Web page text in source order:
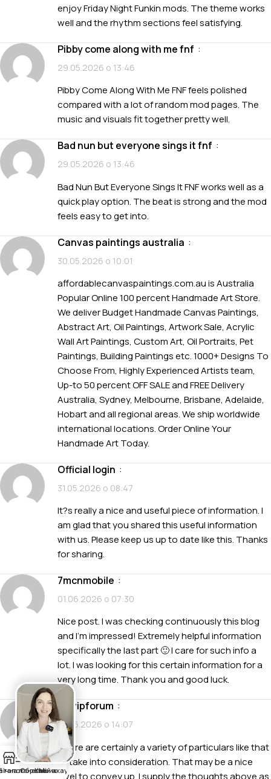
enjoy Friday Night Funkin mods. The theme works
well and the rhythm sections feel satisfying.
pibby come along with me fnf :
29.05.2026 о 13:46
Pibby Come Along With Me FNF feels polished
compared with a lot of random mod pages. The
music and visuals fit together pretty well.
bad nun but everyone sings it fnf :
29.05.2026 о 13:46
Bad Nun But Everyone Sings It FNF works well as a
quick play option. The beat is strong and the mod
feels easy to get into.
canvas paintings australia :
30.05.2026 о 10:01
affordablecanvaspaintings.com.au is Australia
Popular Online 100 percent Handmade Art Store.
We deliver Budget Handmade Canvas Paintings,
Abstract Art, Oil Paintings, Artwork Sale, Acrylic
Wall Art Paintings, Custom Art, Oil Portraits, Pet
Paintings, Building Paintings etc. 1000+ Designs To
Choose From, Highly Experienced Artists team,
Up-to 50 percent OFF SALE and FREE Delivery
Australia, Sydney, Melbourne, Brisbane, Adelaide,
Hobart and all regional areas. We ship worldwide
international locations. Order Online Your
Handmade Art Today.
official login :
31.05.2026 о 08:47
It?s really a nice and useful piece of information. I
am glad that you shared this useful information
with us. Please keep us up to date like this. Thanks
for sharing.
7mcnmobile :
01.06.2026 о 07:30
Nice post. I was checking continuously this blog
and I’m impressed! Extremely helpful information
specifically the last part 🙂 I care for such info a
lot. I was looking for this certain information for a
very long time. Thank you and good luck.
rikvipforum :
01.06.2026 о 14:07
There are certainly a variety of particulars like that
to take into consideration. That may be a nice
level to convey up. I supply the thoughts above as
панель
Обране
0
Кошик
Мій акаунт